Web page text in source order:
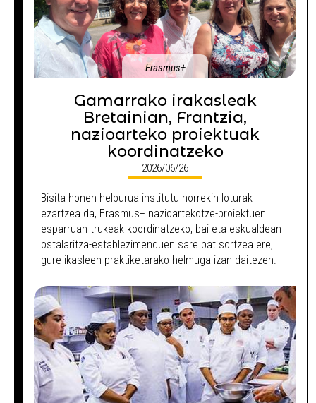
Erasmus+
Gamarrako irakasleak
Bretainian, Frantzia,
nazioarteko proiektuak
koordinatzeko
2026/06/26
Bisita honen helburua institutu horrekin loturak
ezartzea da, Erasmus+ nazioartekotze-proiektuen
esparruan trukeak koordinatzeko, bai eta eskualdean
ostalaritza-establezimenduen sare bat sortzea ere,
gure ikasleen praktiketarako helmuga izan daitezen.